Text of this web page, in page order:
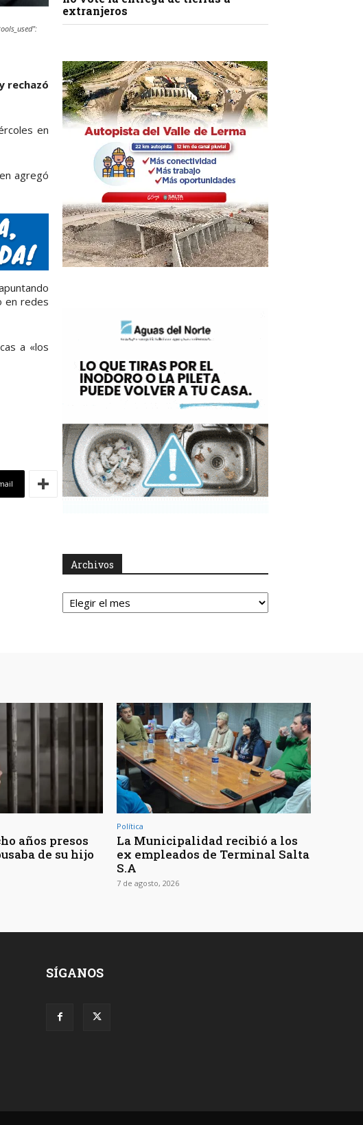
rechazó
en
agregó
en redes
a «los
extranjeros
Archivos
Archivos
años presos
de su hijo
Política
La Municipalidad recibió a los
ex empleados de Terminal Salta
S.A
7 de agosto, 2026
SÍGANOS